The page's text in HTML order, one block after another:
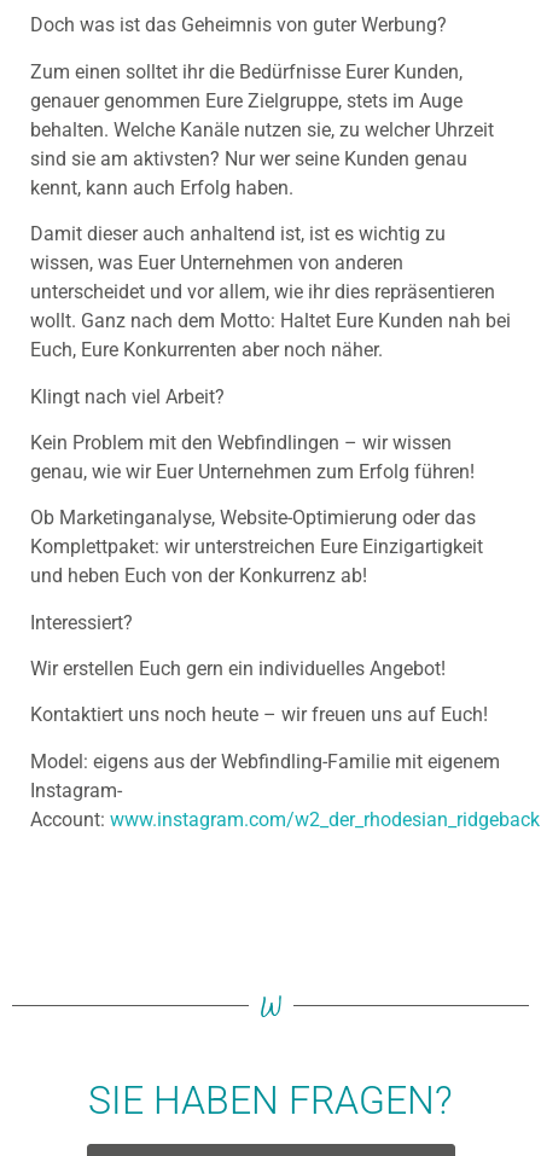
Doch was ist das Geheimnis von guter Werbung?
Zum einen solltet ihr die Bedürfnisse Eurer Kunden,
genauer genommen Eure Zielgruppe, stets im Auge
behalten. Welche Kanäle nutzen sie, zu welcher Uhrzeit
sind sie am aktivsten? Nur wer seine Kunden genau
kennt, kann auch Erfolg haben.
Damit dieser auch anhaltend ist, ist es wichtig zu
wissen, was Euer Unternehmen von anderen
unterscheidet und vor allem, wie ihr dies repräsentieren
wollt. Ganz nach dem Motto: Haltet Eure Kunden nah bei
Euch, Eure Konkurrenten aber noch näher.
Klingt nach viel Arbeit?
Kein Problem mit den Webfindlingen – wir wissen
genau, wie wir Euer Unternehmen zum Erfolg führen!
Ob Marketinganalyse, Website-Optimierung oder das
Komplettpaket: wir unterstreichen Eure Einzigartigkeit
und heben Euch von der Konkurrenz ab!
Interessiert?
Wir erstellen Euch gern ein individuelles Angebot!
Kontaktiert uns noch heute – wir freuen uns auf Euch!
Model: eigens aus der Webfindling-Familie mit eigenem
Instagram-
Account: www.instagram.com/w2_der_rhodesian_ridgeback
W
SIE HABEN FRAGEN?